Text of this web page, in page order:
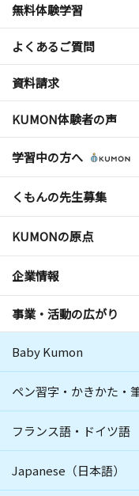
無料体験学習
よくあるご質問
資料請求
KUMON体験者の声
学習中の方へ
くもんの先生募集
KUMONの原点
企業情報
事業・活動の広がり
Baby Kumon
ペン習字・かきかた・
フランス語・ドイツ語
Japanese（日本語）